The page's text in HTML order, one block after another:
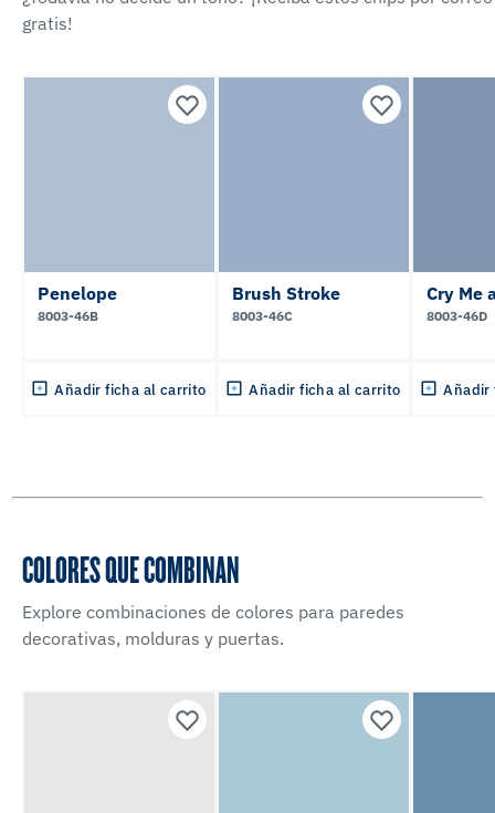
gratis!
Penelope
8003-46B
Añadir ficha al carrito
Brush Stroke
8003-46C
Añadir ficha al carrito
Cry Me
8003-46D
Añadir
COLORES QUE COMBINAN
Explore combinaciones de colores para paredes
decorativas, molduras y puertas.